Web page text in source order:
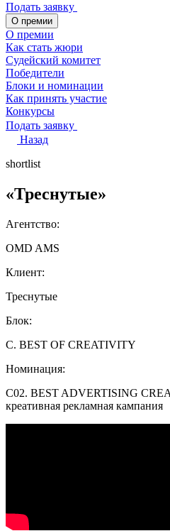
Подать заявку
О премии
О премии
Как стать жюри
Судейский комитет
Победители
Блоки и номинации
Как принять участие
Конкурсы
Подать заявку
Назад
shortlist
«‎Треснутые»
Агентство:
OMD AMS
Клиент:
Треснутые
Блок:
C. BEST OF CREATIVITY
Номинация:
C02. BEST ADVERTISING
креативная рекламная кампания